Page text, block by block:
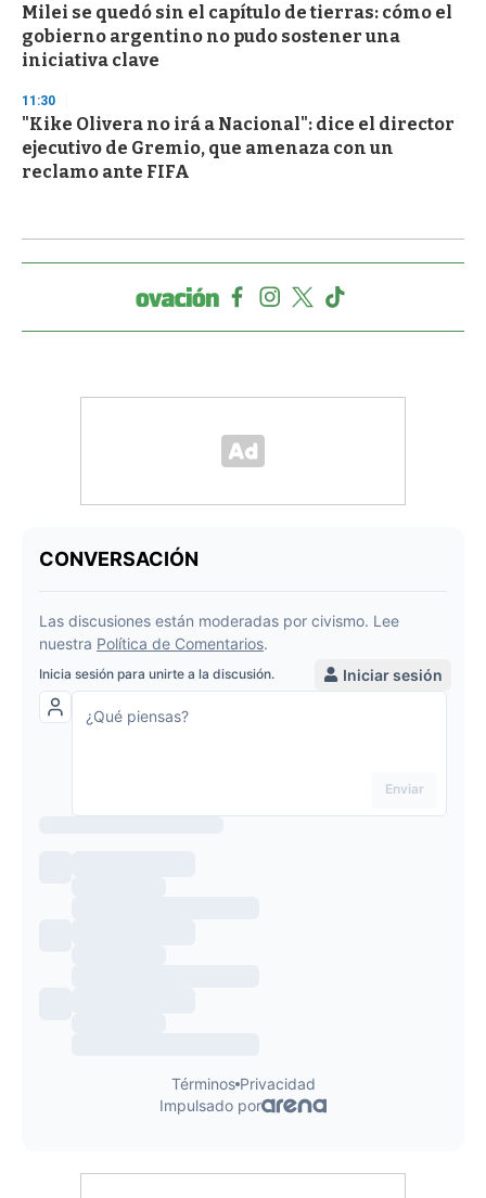
Milei se quedó sin el capítulo de tierras: cómo el
gobierno argentino no pudo sostener una
iniciativa clave
11:30
"Kike Olivera no irá a Nacional": dice el director
ejecutivo de Gremio, que amenaza con un
reclamo ante FIFA